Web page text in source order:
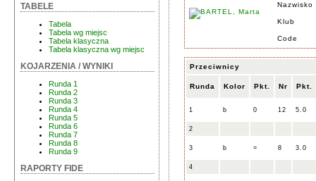
TABELE
Tabela
Tabela wg miejsc
Tabela klasyczna
Tabela klasyczna wg miejsc
KOJARZENIA / WYNIKI
Runda 1
Runda 2
Runda 3
Runda 4
Runda 5
Runda 6
Runda 7
Runda 8
Runda 9
RAPORTY FIDE
Nazwisko
Klub
Code
Przeciwnicy
Runda Kolor Pkt. Nr Pkt.
1 b 0 12 5.0
2
3 b = 8 3.0
4